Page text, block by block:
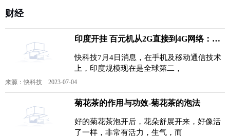
财经
印度开挂 百元机从2G直接到4G网络：未来还要称霸6G
快科技7月4日消息，在手机及移动通信技术
上，印度规模现在是全球第二，
来源：快科技 2023-07-04
菊花茶的作用与功效-菊花茶的泡法
好的菊花茶泡开后，花朵舒展开来，好像活
了一样，非常有活力，生气，而